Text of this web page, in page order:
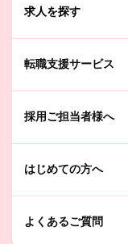
求人を探す
転職支援サービス
採用ご担当者様へ
はじめての方へ
よくあるご質問